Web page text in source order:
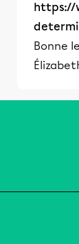
https://
Bonne